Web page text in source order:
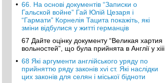
• 66. На основі документів “Записки о
Гальской войне” Гай Юлій Цезаря і
“Гармати” Корнелія Тацита покажіть, які
зміни відбулися у житті германців
67 Дайте оцінку документу “Великая хартия
вольностей”, що була прийнята в Англії у хііі
• 68 Які аргументи англійського уряду по
прийняттю ряду законів хvі ст. Які наслідки
цих законів для селян і міської бідноти